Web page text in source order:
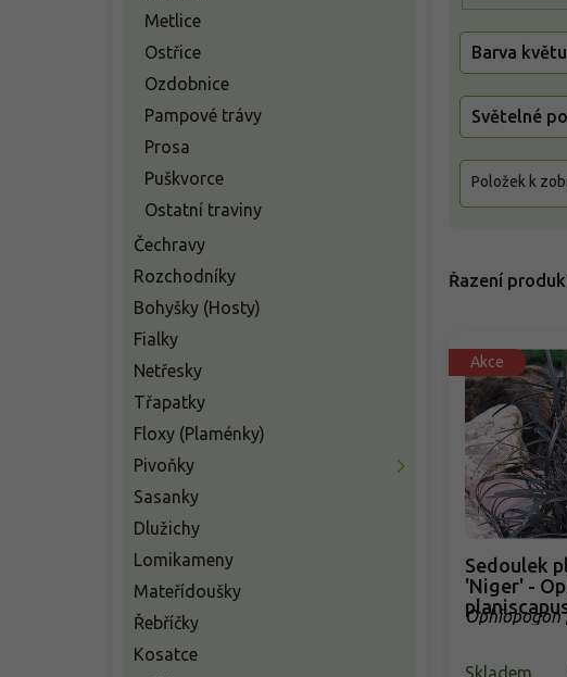
Metlice
Ostřice
Ozdobnice
Pampové trávy
Prosa
Puškvorce
Ostatní traviny
Čechravy
Rozchodníky
Bohyšky (Hosty)
Fialky
Netřesky
Třapatky
Floxy (Plaménky)
Pivoňky
Sasanky
Dlužichy
Lomikameny
Mateřídoušky
Řebříčky
Kosatce
Řazení
Barva květu
Světelné
Položek k
Akce
Sedoulek plochostvolý
'Niger' -
Ophiopogon
Skladem